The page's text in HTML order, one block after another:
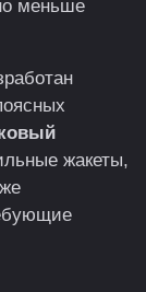
меньше
жакеты,